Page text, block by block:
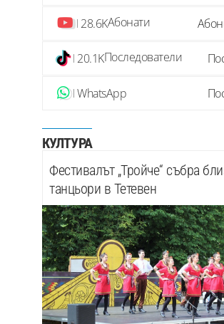
28.6KАбонати
20.1KПоследователи
WhatsApp
КУЛТУРА
Фестивалът „Тройче“ събра
танцьори в Тетевен